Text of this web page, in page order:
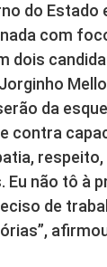
do Estado
com
dois
da
contra
respeito,
Eu não tô à
de